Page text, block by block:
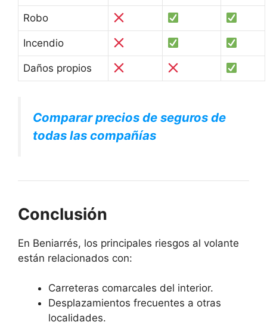
Robo
Incendio
Daños propios
Comparar precios de seguros de
todas las compañías
Conclusión
En Beniarrés, los principales riesgos al volante
están relacionados con:
Carreteras comarcales del interior.
Desplazamientos frecuentes a otras
localidades.